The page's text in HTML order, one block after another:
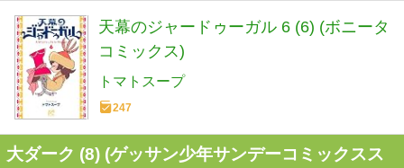
天幕のジャードゥーガル 6 (6) (ボニータ
コミックス)
トマトスープ
247
大ダーク (8) (ゲッサン少年サンデーコミックスス